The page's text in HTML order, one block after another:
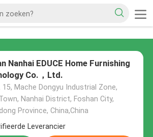
Nanhai EDUCE Home Furnishing
Co.，Ltd.
15, Mache Dongyu Industrial Zone,
Nanhai District, Foshan City,
Province, China,China
Leverancier